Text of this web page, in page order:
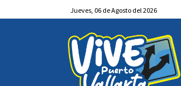
Jueves, 06 deAgosto del 2026